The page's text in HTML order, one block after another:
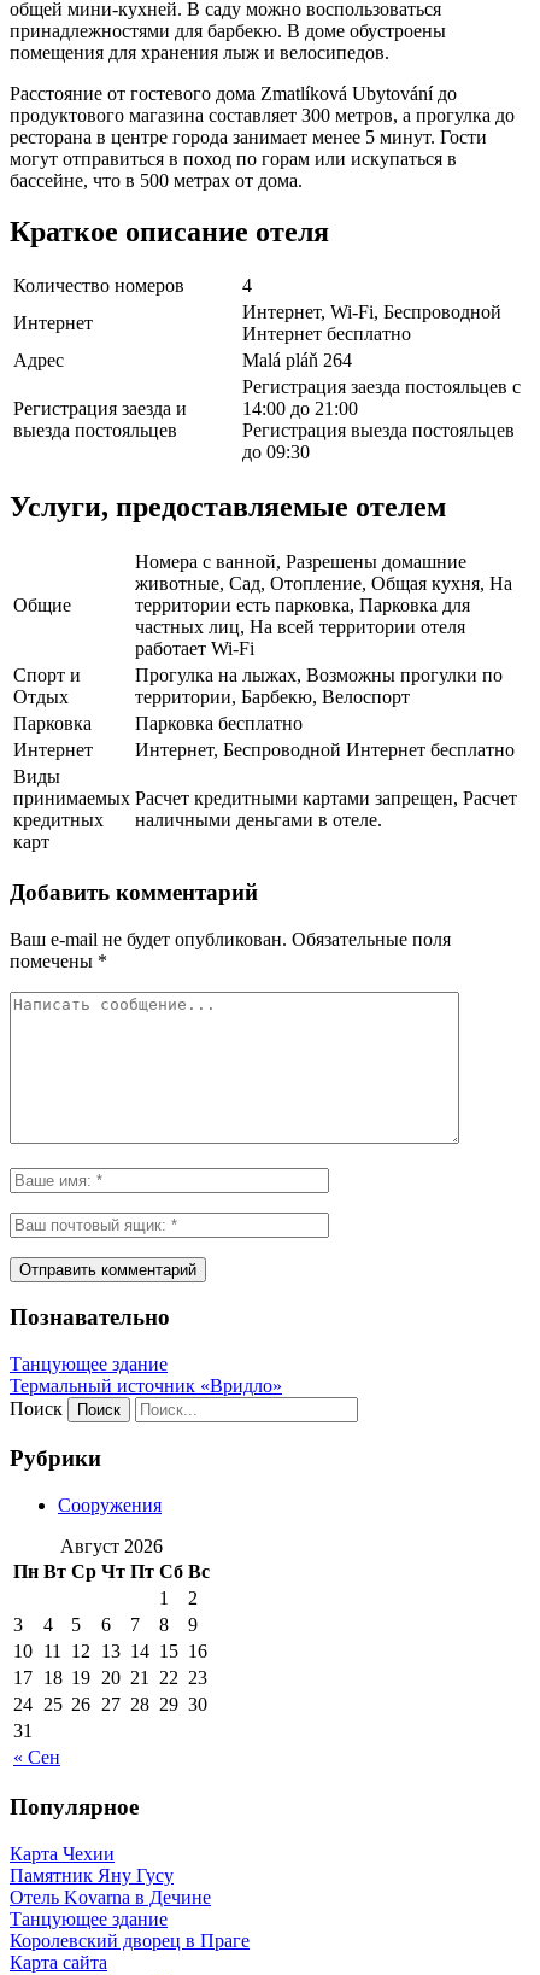
общей мини-кухней. В саду можно воспользоваться
принадлежностями для барбекю. В доме обустроены
помещения для хранения лыж и велосипедов.
Расстояние от гостевого дома Zmatlíková Ubytování до
продуктового магазина составляет 300 метров, а прогулка до
ресторана в центре города занимает менее 5 минут. Гости
могут отправиться в поход по горам или искупаться в
бассейне, что в 500 метрах от дома.
Краткое описание отеля
Количество номеров
4
Интернет
Интернет, Wi-Fi, Беспроводной
Интернет бесплатно
Адрес
Malá pláň 264
Регистрация заезда и
выезда постояльцев
Регистрация заезда постояльцев с
14:00 до 21:00
Регистрация выезда постояльцев
до 09:30
Услуги, предоставляемые отелем
Общие
Номера с ванной, Разрешены домашние
животные, Сад, Отопление, Общая кухня, На
территории есть парковка, Парковка для
частных лиц, На всей территории отеля
работает Wi-Fi
Спорт и
Отдых
Прогулка на лыжах, Возможны прогулки по
территории, Барбекю, Велоспорт
Парковка
Парковка бесплатно
Интернет
Интернет, Беспроводной Интернет бесплатно
Виды
принимаемых
кредитных
карт
Расчет кредитными картами запрещен, Расчет
наличными деньгами в отеле.
Добавить комментарий
Ваш e-mail не будет опубликован. Обязательные поля
помечены *
Познавательно
Танцующее здание
Термальный источник «Вридло»
Поиск
Рубрики
Сооружения
Август 2026
Пн Вт Ср Чт Пт Сб Вс
« Сен
1
2
3
4 5 6 7 8
9
10 11 12 13 14 15 16
17 18 19 20 21 22 23
24 25 26 27 28 29 30
31
Популярное
Карта Чехии
Памятник Яну Гусу
Отель Kovarna в Дечине
Танцующее здание
Королевский дворец в Праге
Карта сайта